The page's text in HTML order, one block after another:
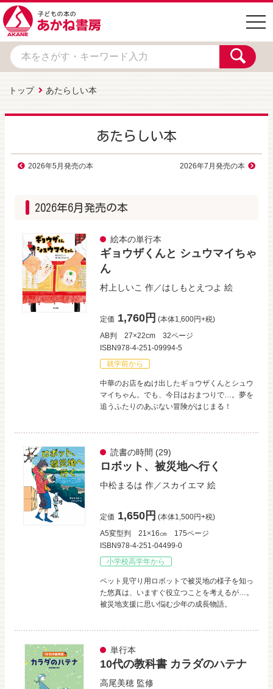
トップ あたらしい本
あたらしい本
2026年5月発売の本 2026年7月発売の本
2026年6月発売の本
絵本の単行本
ギョウザくんと シュウマイちゃ
ん
村上しいこ 作／はしもとえつよ 絵
定価 1,760円 (本体1,600円+税)
AB判
27×22cm
32ページ
ISBN978-4-251-09994-5
就学前から
中華のお店をぬけ出したギョウザくんとシュウ
マイちゃん。でも、今日はおまつりで…。夢を
追うふたりのあぶない冒険がはじまる！
読書の時間 (29)
ロボット、被災地へ行く
中松まるは 作／ スカイエマ 絵
定価 1,650円 (本体1,500円+税)
A5変型判
21×16㎝
175ページ
ISBN978-4-251-04499-0
小学校高学年から
ペット見守り用ロボットで被災地の様子を知っ
た悠真は、いますぐ役立つことを考えるが…。
被災地支援に思い悩む少年の成長物語。
単行本
10代の教科書 カラダのハテナ
高尾美穂 監修